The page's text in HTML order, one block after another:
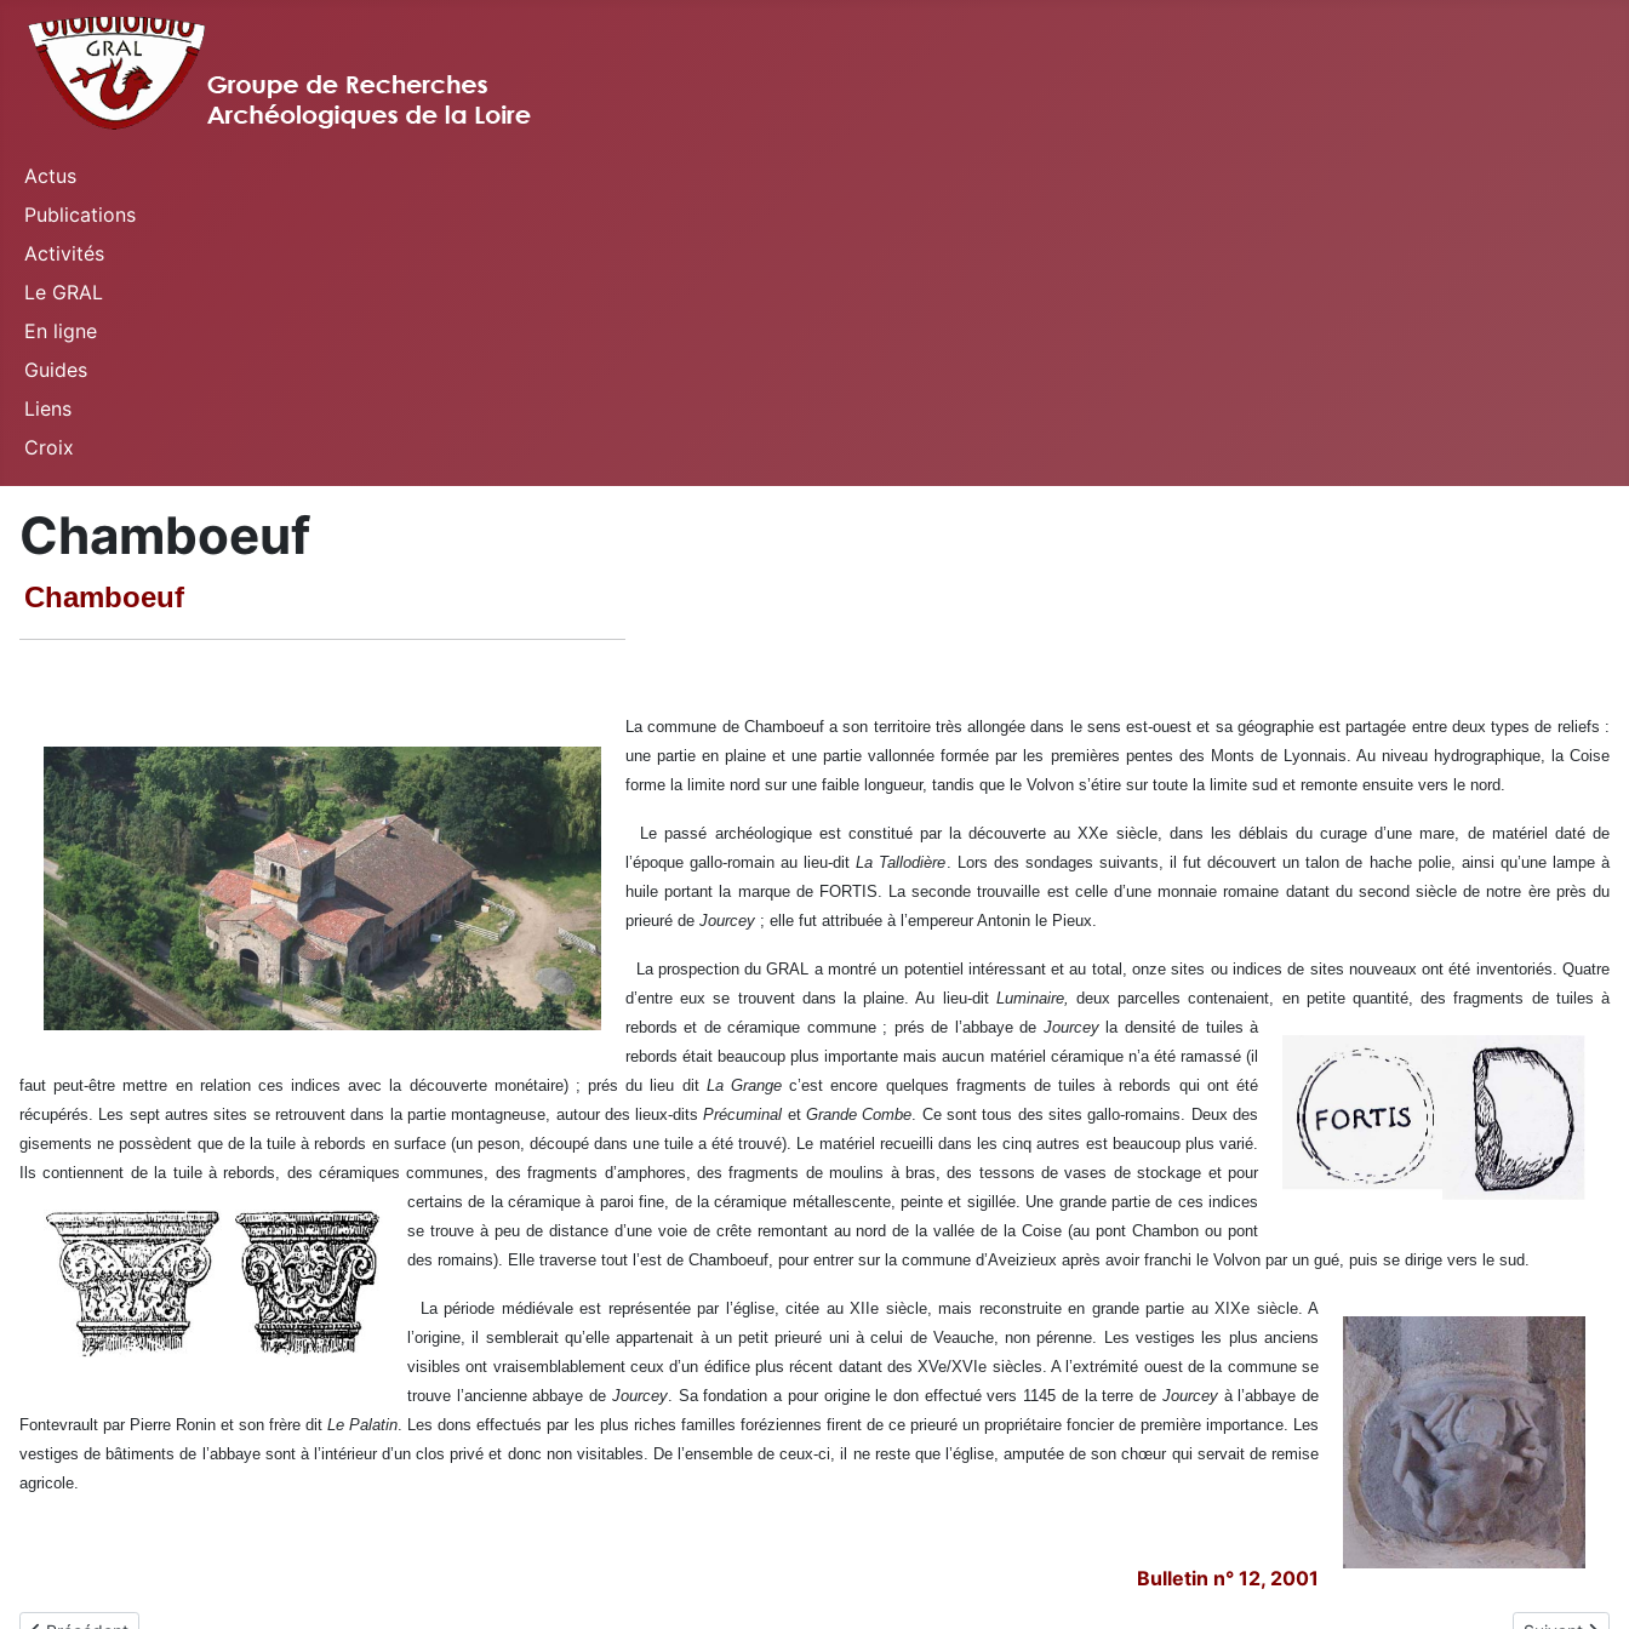
Actus
Publications
Activités
Le GRAL
En ligne
Guides
Liens
Croix
Chamboeuf
Chamboeuf
La commune de Chamboeuf a son territoire très allongée dans le sens est-ouest et sa géographie est partagée entre deux types de reliefs :
une partie en plaine et une partie vallonnée formée par les premières pentes des Monts de Lyonnais. Au niveau hydrographique, la Coise
forme la limite nord sur une faible longueur, tandis que le Volvon s’étire sur toute la limite sud et remonte ensuite vers le nord.
Le passé archéologique est constitué par la découverte au XXe siècle, dans les déblais du curage d’une mare, de matériel daté de
l’époque gallo-romain au lieu-ditLa Tallodière. Lors des sondages suivants, il fut découvert un talon de hache polie, ainsi qu’une lampe à
huile portant la marque de FORTIS. La seconde trouvaille est celle d’une monnaie romaine datant du second siècle de notre ère près du
prieuré de Jourcey ; elle fut attribuée à l’empereur Antonin le Pieux.
La prospection du GRAL a montré un potentiel intéressant et au total, onze sites ou indices de sites nouveaux ont été inventoriés. Quatre
d’entre eux se trouvent dans la plaine. Au lieu-dit Luminaire, deux parcelles contenaient, en petitequantité, des fragments de tuiles à
rebords et de céramique commune ; prés de l’abbaye de Jourceyla densité de tuiles à
rebords était beaucoup plus importante mais aucun matériel céramique n’a été ramassé (il
faut peut-être mettre en relation ces indices avec la découverte monétaire) ; prés du lieu dit La Grange c’est encore quelques fragments de tuiles à rebords qui ont été
récupérés. Les sept autres sites se retrouvent dans la partie montagneuse, autour des lieux-ditsPrécuminal etGrande Combe. Ce sont tous des sites gallo-romains. Deux des
gisements ne possèdent que de la tuile à rebords en surface (un peson, découpé dans une tuile a été trouvé). Le matériel recueilli dans les cinq autres est beaucoup plus varié.
Ils contiennent de la tuile à rebords, des céramiques communes, des fragments d’amphores, des fragments de moulins à bras, des tessons de vases destockage et pour
certains de la céramique à paroi fine, de la céramique métallescente, peinte et sigillée. Une grande partie de ces indices
se trouve à peu de distance d’une voie de crête remontant au nord de la vallée de la Coise (au pont Chambon ou pont
des romains). Elle traverse tout l’est de Chamboeuf, pour entrer sur la commune d’Aveizieux après avoir franchi le Volvon par un gué, puis se dirige vers le sud.
La période médiévale est représentée par l’église, citée au XIIe siècle, mais reconstruite en grande partie au XIXe siècle. A
l’origine, il semblerait qu’elle appartenait à un petit prieuré uni à celui de Veauche, non pérenne. Les vestiges les plus anciens
visibles ont vraisemblablement ceux d’un édifice plus récent datant des XVe/XVIe siècles. A l’extrémité ouest de la commune se
trouve l’ancienne abbaye de Jourcey. Sa fondation a pour origine le don effectué vers 1145 de la terre de Jourceyà l’abbaye de
Fontevrault par Pierre Ronin et son frère ditLe Palatin. Les dons effectués par les plus riches familles foréziennes firent de ce prieuré un propriétaire foncier de première importance. Les
vestiges de bâtiments de l’abbaye sont à l’intérieur d’un clos privé et donc non visitables. De l’ensemble de ceux-ci, il ne reste que l’église, amputée de son chœur qui servait de remise
agricole.
Bulletin n° 12, 2001